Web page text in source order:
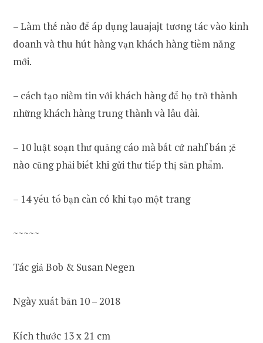
– Làm thế nào để áp dụng lauajajt tương tác vào kinh
doanh và thu hút hàng vạn khách hàng tiềm năng
mới.
– cách tạo niềm tin với khách hàng để họ trở thành
những khách hàng trung thành và lâu dài.
– 10 luật soạn thư quảng cáo mà bất cứ nahf bán ;ẻ
nào cũng phải biết khi gửi thư tiếp thị sản phẩm.
– 14 yếu tố bạn cần có khi tạo một trang
~~~~~
Tác giả Bob & Susan Negen
Ngày xuất bản 10 – 2018
Kích thước 13 x 21 cm